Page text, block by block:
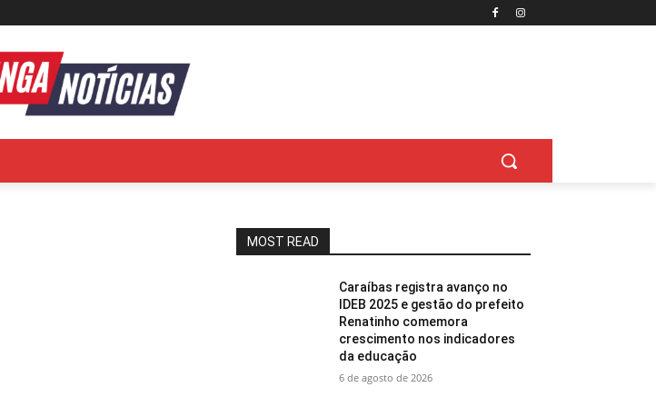
MOST READ
Caraíbas registra avanço no
IDEB 2025 e gestão do prefeito
Renatinho comemora
crescimento nos indicadores
da educação
6 de agosto de 2026